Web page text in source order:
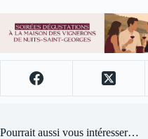
Pourrait aussi vous intéresser…